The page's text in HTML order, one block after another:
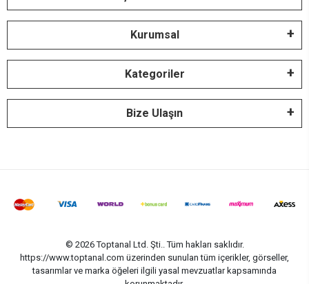
Kurumsal
Kategoriler
Bize Ulaşın
© 2026 Toptanal Ltd. Şti.. Tüm hakları saklıdır.
https://www.toptanal.com üzerinden sunulan tüm içerikler, görseller,
tasarımlar ve marka öğeleri ilgili yasal mevzuatlar kapsamında